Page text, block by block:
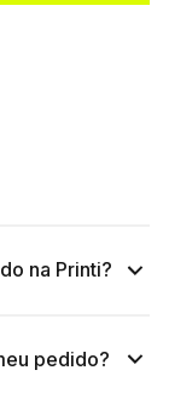
na Printi?
pedido?